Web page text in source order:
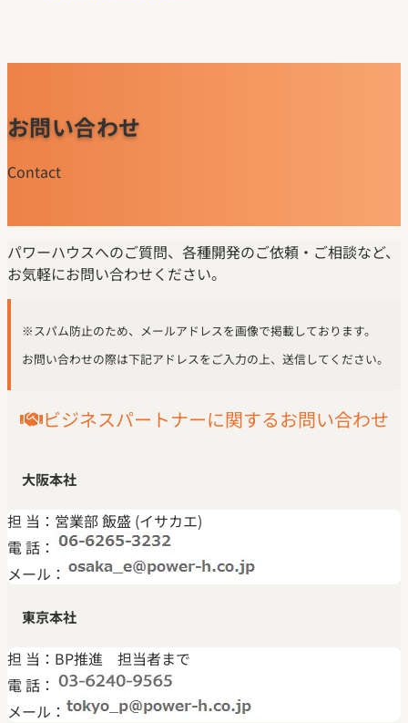
お問い合わせ
Contact
パワーハウスへのご質問、各種開発のご依頼・ご相談など、
お気軽にお問い合わせください。
※スパム防止のため、メールアドレスを画像で掲載しております。
お問い合わせの際は下記アドレスをご入力の上、送信してください。
ビジネスパートナーに関するお問い合わせ
大阪本社
担 当： 営業部 飯盛 (イサカエ)
電 話：
メール：
東京本社
担 当： BP推進 担当者まで
電 話：
メール：